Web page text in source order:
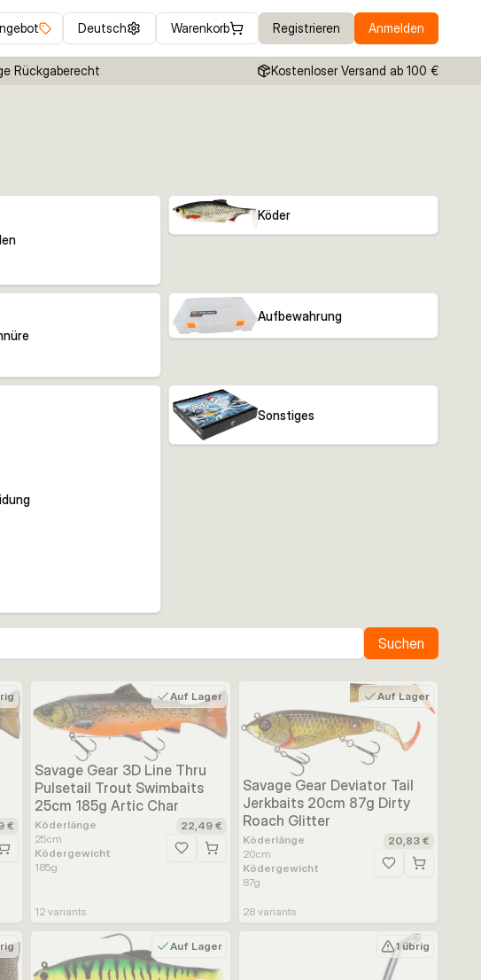
Deutsch Warenkorb Registrieren Anmelden
Rückgaberecht Kostenloser Versand ab 100 €
Köder
Aufbewahrung
Sonstiges
Suchen
€
hinzufügen
Auf Lager
Savage Gear 3D Line Thru
Pulsetail Trout Swimbaits
25cm 185g Artic Char
Köderlänge
25cm
Ködergewicht
185g
22,49 €
Zur Wunschliste hinzufügen
12 variants
Auf Lager
Savage Gear Deviator Tail
Jerkbaits 20cm 87g Dirty
Roach Glitter
Köderlänge
20cm
Ködergewicht
87g
20,83 €
Zur Wunschliste
28variants
Auf Lager 1 übrig